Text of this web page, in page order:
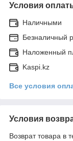
Условия
Наличными
Безналичный
Наложенный
Kaspi.kz
Все условия
Условия
Возврат товара в